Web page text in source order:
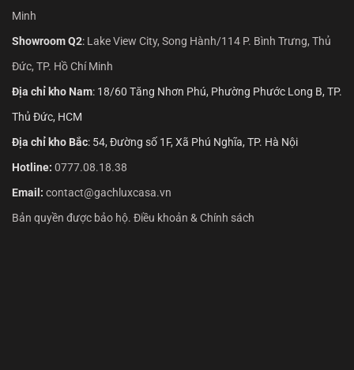
Minh
Showroom Q2: Lake View City, Song Hành/114 P. Bình Trưng, Thủ
Đức, TP. Hồ Chí Minh
Địa chỉ kho Nam: 18/60 Tăng Nhơn Phú, Phường Phước Long B, TP.
Thủ Đức, HCM
Địa chỉ kho Bắc: 54, Đường số 1F, Xã Phú Nghĩa, TP. Hà Nội
Hotline: 0777.08.18.38
Email: contact@gachluxcasa.vn
Bản quyền được bảo hộ. Điều khoản & Chính sách